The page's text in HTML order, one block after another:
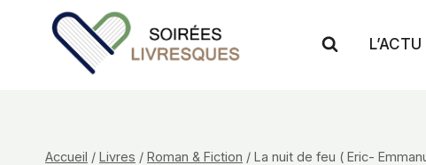
L’ACTU
Accueil / Livres / Roman & Fiction / La nuit de feu ( Eric-